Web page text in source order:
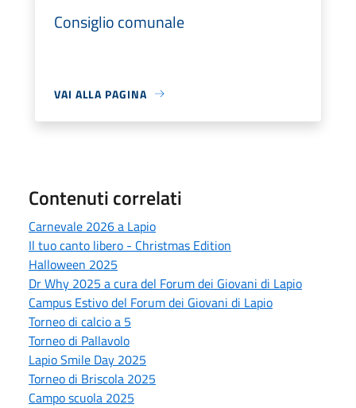
Consiglio comunale
VAI ALLA PAGINA
Contenuti correlati
Carnevale 2026 a Lapio
Il tuo canto libero - Christmas Edition
Halloween 2025
Dr Why 2025 a cura del Forum dei Giovani di Lapio
Campus Estivo del Forum dei Giovani di Lapio
Torneo di calcio a 5
Torneo di Pallavolo
Lapio Smile Day 2025
Torneo di Briscola 2025
Campo scuola 2025